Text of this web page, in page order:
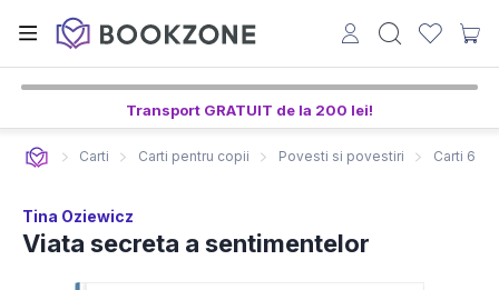
Transport GRATUIT de la 200 lei!
Carti Carti pentru copii Povesti si povestiri Carti 6-8
Tina Oziewicz
Viata secreta a sentimentelor